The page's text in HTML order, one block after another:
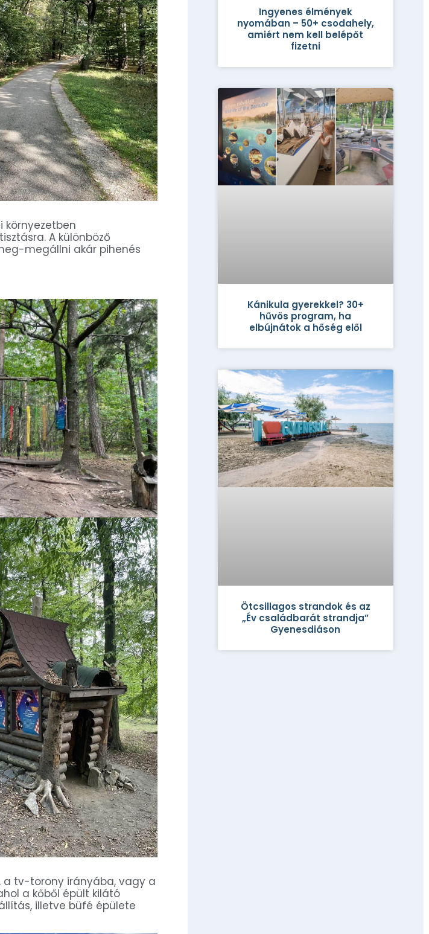
környezetben
A különböző
megállni akár pihenés
a tv-torony irányába, vagy a
a kőből épült kilátó
illetve büfé épülete
Ingyenes élmények
nyomában – 50+ csodahely,
amiért nem kell belépőt
fizetni
Kánikula gyerekkel? 30+
hűvös program, ha
elbújnátok a hőség elől
Ötcsillagos strandok és az
„Év családbarát strandja”
Gyenesdiáson